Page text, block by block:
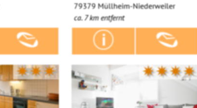
79379 Müllheim-Niederweiler
ca. 7 km entfernt
✷✷✷ ✷✷✷✷